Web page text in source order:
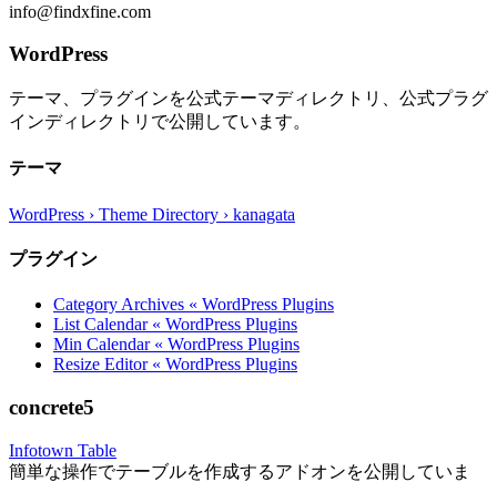
info@findxfine.com
WordPress
テーマ、プラグインを公式テーマディレクトリ、公式プラグ
インディレクトリで公開しています。
テーマ
WordPress › Theme Directory › kanagata
プラグイン
Category Archives « WordPress Plugins
List Calendar « WordPress Plugins
Min Calendar « WordPress Plugins
Resize Editor « WordPress Plugins
concrete5
Infotown Table
簡単な操作でテーブルを作成するアドオンを公開していま